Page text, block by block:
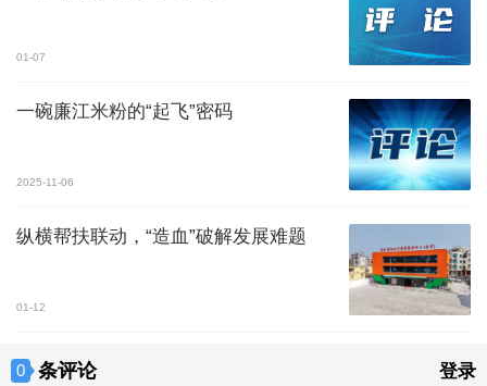
01-07
一碗廉江米粉的“起飞”密码
2025-11-06
纵横帮扶联动，“造血”破解发展难题
01-12
0 条评论 登录